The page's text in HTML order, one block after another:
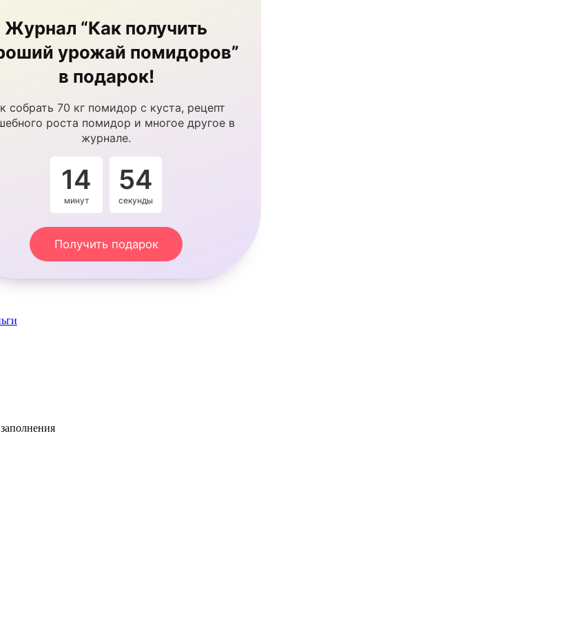
Журнал “Как получить
урожай помидоров”
в подарок!
собрать 70 кг помидор с куста, рецепт
роста помидор и многое другое в
журнале.
14
минут
54
секунды
Получить подарок